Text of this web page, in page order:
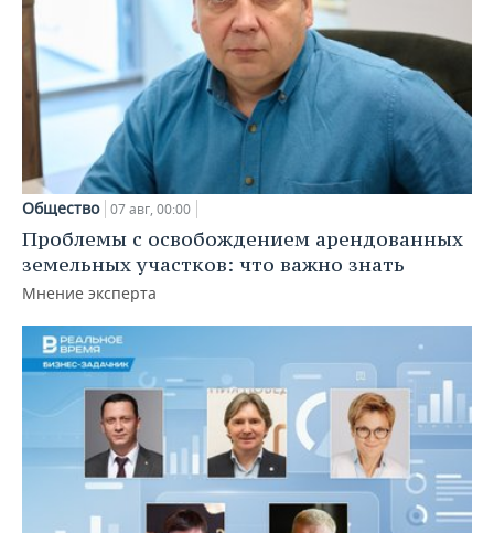
Общество 07 авг, 00:00
Проблемы с освобождением арендованных
земельных участков: что важно знать
Мнение эксперта